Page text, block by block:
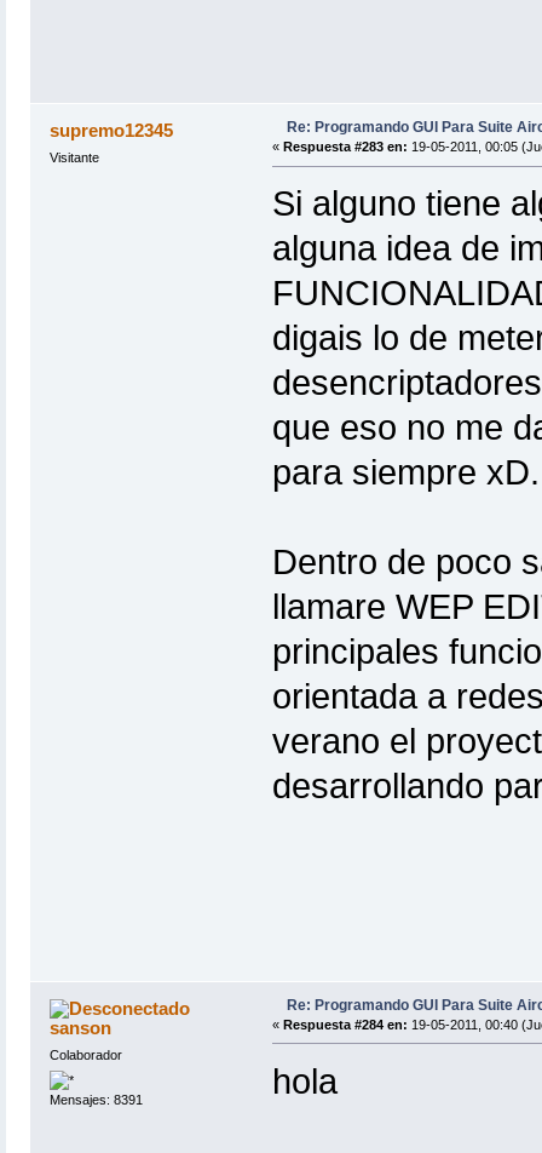
supremo12345
Visitante
Re: Programando GUI Para Suite
« Respuesta #283 en: 19-05-2011, 00:05
Si alguno tiene
alguna idea de
digais lo de
que eso no me
para siempre xD.
Dentro de poco
llamare WEP
principales
orientada a
verano el
desarrollando
sanson
Colaborador
Mensajes: 8391
Re: Programando GUI Para Suite
« Respuesta #284 en: 19-05-2011, 00:40
hola